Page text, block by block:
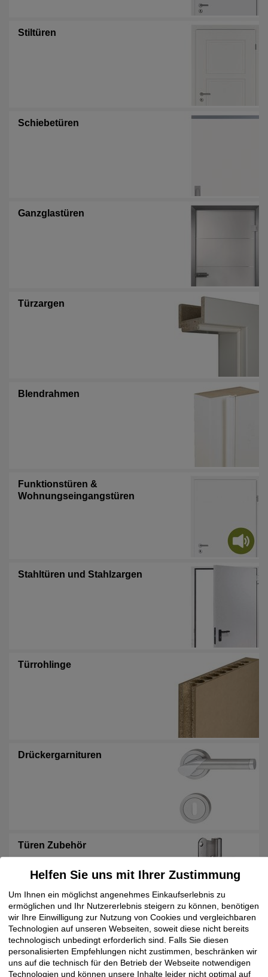
Stiltüren
Schiebetüren
Ganzglastüren
Türzargen
Blendrahmen
Funktionstüren &
Wohnungseingangstüren
Stahltüren und Stahlzargen
Türrohlinge
Drückergarnituren
Türen Zubehör
Türbeschläge
Helfen Sie uns mit Ihrer Zustimmung
Um Ihnen ein möglichst angenehmes Einkaufserlebnis zu
ermöglichen und Ihr Nutzererlebnis steigern zu können, benötigen
wir Ihre Einwilligung zur Nutzung von Cookies und vergleichbaren
Technologien auf unseren Webseiten, soweit diese nicht bereits
technologisch unbedingt erforderlich sind. Falls Sie diesen
personalisierten Empfehlungen nicht zustimmen, beschränken wir
uns auf die technisch für den Betrieb der Webseite notwendigen
Technologien und können unsere Inhalte leider nicht optimal auf